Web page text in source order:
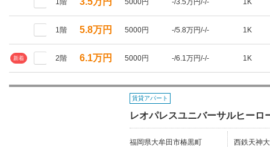
1階 5000円 -/3.5万円/-/- 1K
1階 5.8万円 5000円 -/5.8万円/-/- 1K
新着 2階 6.1万円 5000円 -/6.1万円/-/- 1K
賃貸アパート
レオパレスユニバーサルヒーロ
福岡県大牟田市椿黒町 西鉄天神